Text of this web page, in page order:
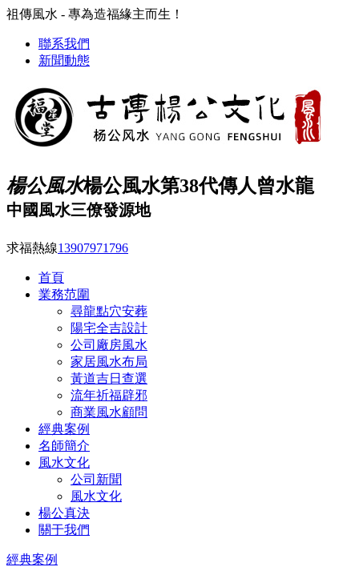
祖傳風水 - 專為造福緣主而生！
聯系我們
新聞動態
楊公風水楊公風水第38代傳人曾水龍
中國風水三僚發源地
求福熱線13907971796
首頁
業務范圍
尋龍點穴安葬
陽宅全吉設計
公司廠房風水
家居風水布局
黃道吉日查選
流年祈福辟邪
商業風水顧問
經典案例
名師簡介
風水文化
公司新聞
風水文化
楊公真決
關于我們
經典案例